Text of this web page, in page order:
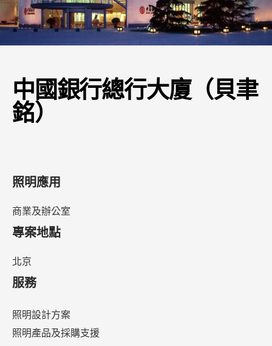
中國銀行總行大廈（貝聿
銘）
照明應用
商業及辦公室
專案地點
北京
服務
照明設計方案
照明產品及採購支援